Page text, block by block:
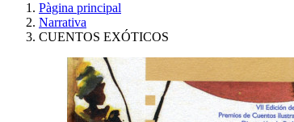
Pàgina principal
Narrativa
CUENTOS EXÓTICOS